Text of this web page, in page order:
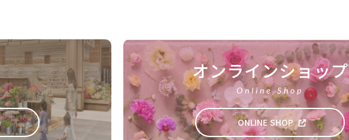
オンラインショップ
Online Shop
ONLINE SHOP